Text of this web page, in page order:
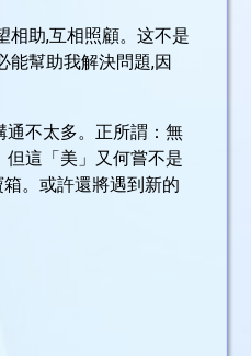
相助,互相照顧。这不是
能幫助我解決問題,因
通不太多。正所謂：無
這「美」又何嘗不是
。或許還將遇到新的